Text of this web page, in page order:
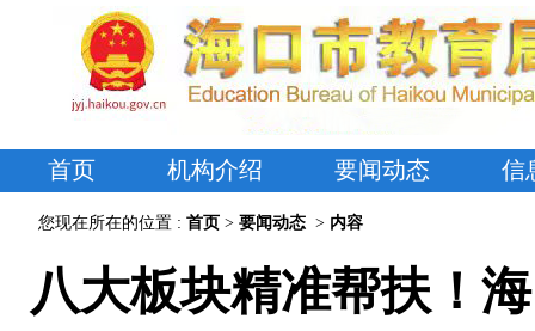
首页 机构介绍 要闻动态 信
您现在所在的位置 : 首页 > 要闻动态 > 内容
八大板块精准帮扶！